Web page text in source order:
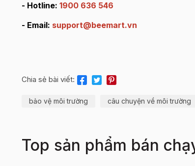
- Hotline: 1900 636 546
- Email: support@beemart.vn
Chia sẻ bài viết:
bảo vệ môi trường câu chuyện về môi trường
Top sản phẩm bán